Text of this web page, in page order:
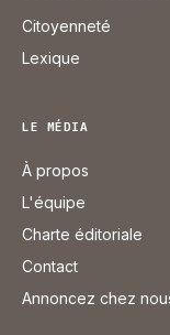
Citoyenneté
Lexique
LE MÉDIA
À propos
L'équipe
Charte éditoriale
Contact
Annoncez chez